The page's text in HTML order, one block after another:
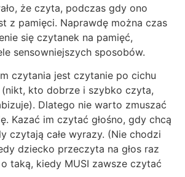
że czyta, podczas gdy ono
z pamięci. Naprawdę można czas
się czytanek na pamięć,
sensowniejszych sposobów.
czytania jest czytanie po cichu
(nikt, kto dobrze i szybko czyta,
Dlatego nie warto zmuszać
Kazać im czytać głośno, gdy chcą
czytają całe wyrazy. (Nie chodzi
dziecko przeczyta na głos raz
taką, kiedy MUSI zawsze czytać